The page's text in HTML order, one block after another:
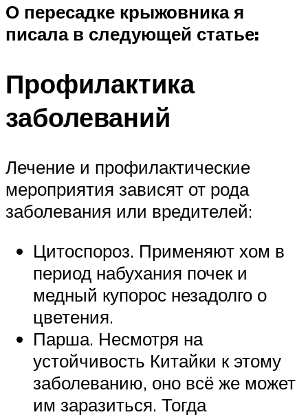
О пересадке крыжовника я
писала в следующей статье:
Профилактика
заболеваний
Лечение и профилактические
мероприятия зависят от рода
заболевания или вредителей:
Цитоспороз. Применяют хом в
период набухания почек и
медный купорос незадолго о
цветения.
Парша. Несмотря на
устойчивость Китайки к этому
заболеванию, оно всё же может
им заразиться. Тогда